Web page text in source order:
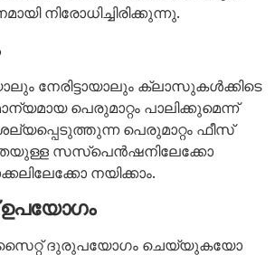
നിരോധിച്ചിരിക്കുന്നു.
ക്ലാസുകൾക്കിടെ
പെരുമാറ്റം പാലിക്കുമെന്ന്
പെരുമാറ്റം ഫീസ്
സസ്പെൻഷനിലേക്കോ
നയിക്കാം.
ദുരുപയോഗം ചെയ്യുകയോ